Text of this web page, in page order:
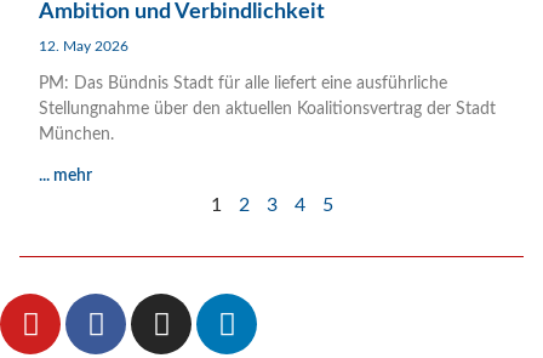
Ambition und Verbindlichkeit
12. May 2026
PM: Das Bündnis Stadt für alle liefert eine ausführliche
Stellungnahme über den aktuellen Koalitionsvertrag der Stadt
München.
... mehr
1 2 3 4 5